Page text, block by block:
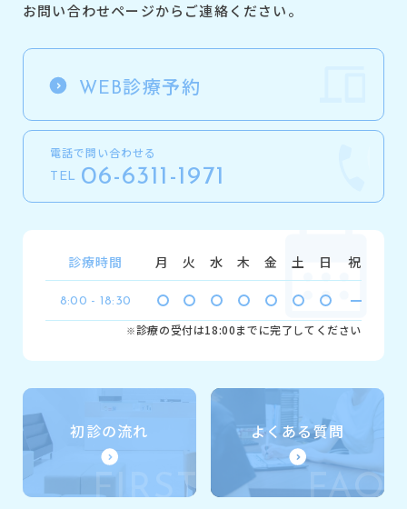
お問い合わせページからご連絡ください。
WEB診療予約
電話で問い合わせる
TEL 06-6311-1971
診療時間 月 火 水 木 金 土 日 祝
8:00 - 18:30
※診療の受付は18:00までに完了してください
初診の流れ
FIRST
よくある質問
FAQ